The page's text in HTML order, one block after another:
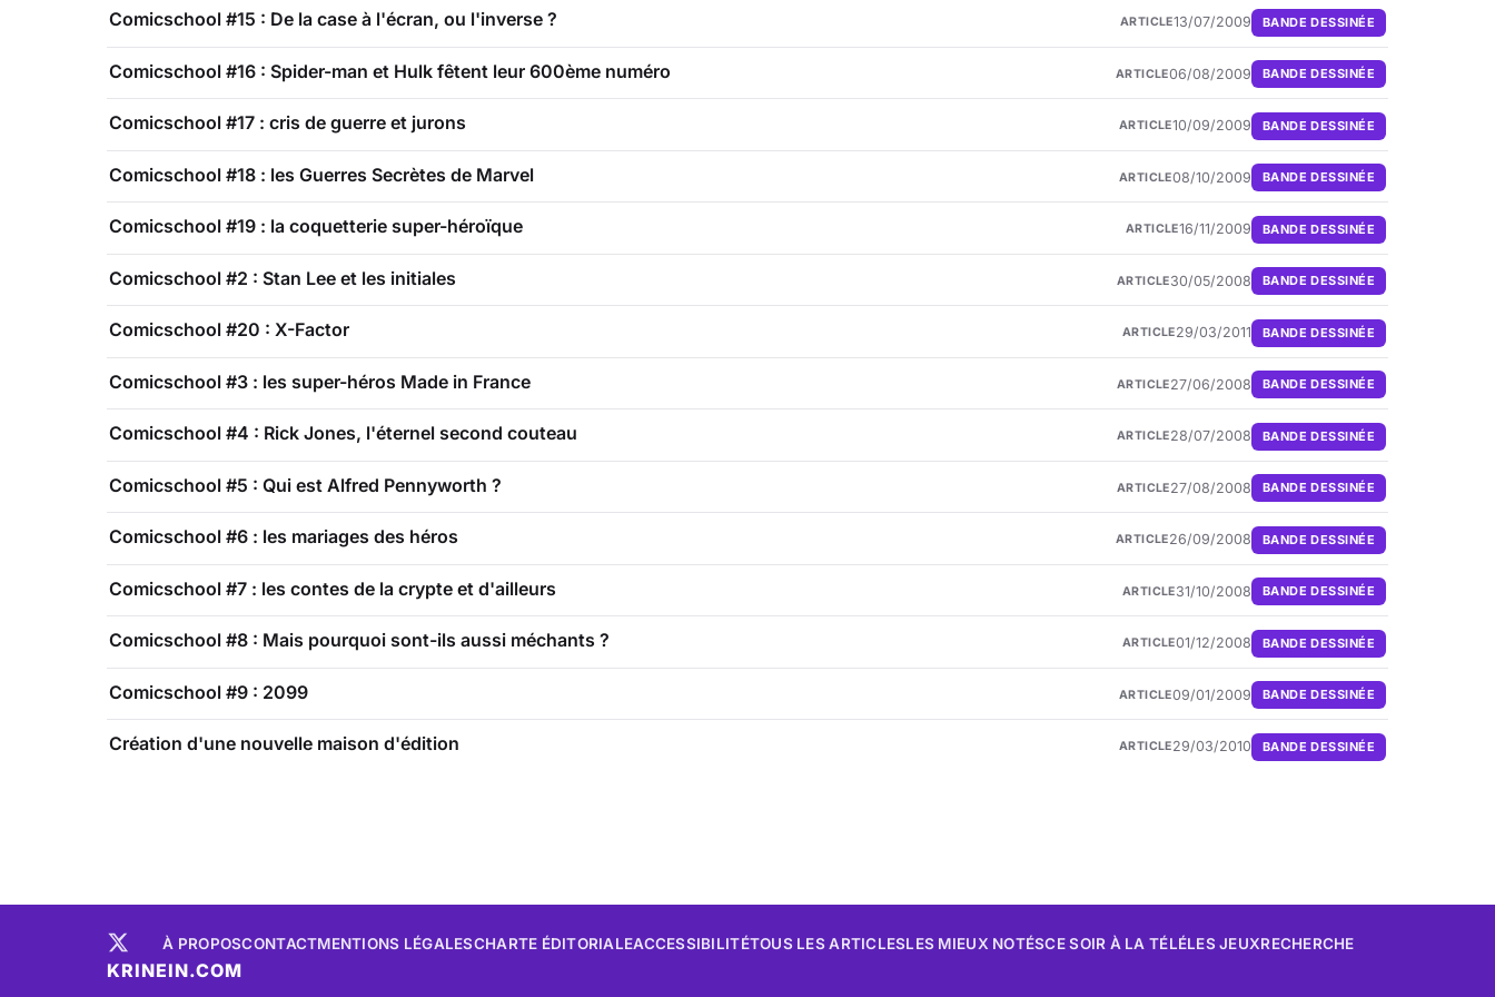
Comicschool #15 : De la case à l'écran, ou l'inverse ? ARTICLE13/07/2009 BANDE DESSINÉE
Comicschool #16 : Spider-man et Hulk fêtent leur 600ème numéro ARTICLE06/08/2009 BANDE DESSINÉE
Comicschool #17 : cris de guerre et jurons ARTICLE10/09/2009 BANDE DESSINÉE
Comicschool #18 : les Guerres Secrètes de Marvel ARTICLE08/10/2009 BANDE DESSINÉE
Comicschool #19 : la coquetterie super-héroïque ARTICLE16/11/2009 BANDE DESSINÉE
Comicschool #2 : Stan Lee et les initiales ARTICLE30/05/2008 BANDE DESSINÉE
Comicschool #20 : X-Factor ARTICLE29/03/2011 BANDE DESSINÉE
Comicschool #3 : les super-héros Made in France ARTICLE27/06/2008 BANDE DESSINÉE
Comicschool #4 : Rick Jones, l'éternel second couteau ARTICLE28/07/2008 BANDE DESSINÉE
Comicschool #5 : Qui est Alfred Pennyworth ? ARTICLE27/08/2008 BANDE DESSINÉE
Comicschool #6 : les mariages des héros ARTICLE26/09/2008 BANDE DESSINÉE
Comicschool #7 : les contes de la crypte et d'ailleurs ARTICLE31/10/2008 BANDE DESSINÉE
Comicschool #8 : Mais pourquoi sont-ils aussi méchants ? ARTICLE01/12/2008 BANDE DESSINÉE
Comicschool #9 : 2099 ARTICLE09/01/2009 BANDE DESSINÉE
Création d'une nouvelle maison d'édition ARTICLE29/03/2010 BANDE DESSINÉE
À PROPOSCONTACTMENTIONS LÉGALESCHARTE ÉDITORIALEACCESSIBILITÉTOUS LES ARTICLESLES MIEUX NOTÉSCE SOIR À LA TÉLÉLES JEUXRECHERCHE
KRINEIN.COM